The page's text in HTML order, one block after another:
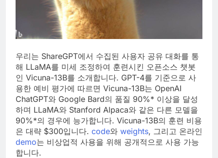
우리는 ShareGPT에서 수집된 사용자 공유 대화를 통
해 LLaMA를 미세 조정하여 훈련시킨 오픈소스 챗봇
인 Vicuna-13B를 소개합니다. GPT-4를 기준으로 사
용한 예비 평가에 따르면 Vicuna-13B는 OpenAI
ChatGPT와 Google Bard의 품질 90%* 이상을 달성
하며 LLaMA와 Stanford Alpaca와 같은 다른 모델을
90%*의 경우에 능가합니다. Vicuna-13B의 훈련 비용
은 대략 $300입니다. code와 weights, 그리고 온라인
demo는 비상업적 사용을 위해 공개적으로 사용 가능
합니다.